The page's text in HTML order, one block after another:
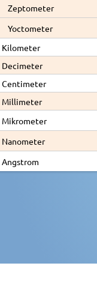
Zeptometer
Yoctometer
Kilometer
Decimeter
Centimeter
Millimeter
Mikrometer
Nanometer
Angstrom